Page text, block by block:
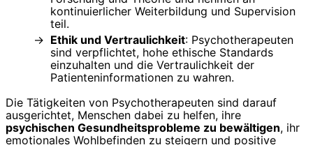
kontinuierlicher Weiterbildung und Supervision
teil.
Ethik und Vertraulichkeit: Psychotherapeuten
sind verpflichtet, hohe ethische Standards
einzuhalten und die Vertraulichkeit der
Patienteninformationen zu wahren.
Die Tätigkeiten von Psychotherapeuten sind darauf
ausgerichtet, Menschen dabei zu helfen, ihre
psychischen Gesundheitsprobleme zu bewältigen, ihr
emotionales Wohlbefinden zu steigern und positive